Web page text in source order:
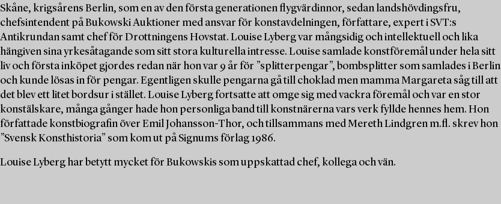
Skåne, krigsårens Berlin, som en av den första generationen flygvärdinnor, sedan landshövdingsfru,
chefsintendent på Bukowski Auktioner med ansvar för konstavdelningen, författare, expert i SVT:s
Antikrundan samt chef för Drottningens Hovstat. Louise Lyberg var mångsidig och intellektuell och lika
hängiven sina yrkesåtagande som sitt stora kulturella intresse. Louise samlade konstföremål under hela sitt
liv och första inköpet gjordes redan när hon var 9 år för ”splitterpengar”, bombsplitter som samlades i Berlin
och kunde lösas in för pengar. Egentligen skulle pengarna gå till choklad men mamma Margareta såg till att
det blev ett litet bordsur i stället. Louise Lyberg fortsatte att omge sig med vackra föremål och var en stor
konstälskare, många gånger hade hon personliga band till konstnärerna vars verk fyllde hennes hem. Hon
författade konstbiografin över Emil Johansson-Thor, och tillsammans med Mereth Lindgren m.fl. skrev hon
”Svensk Konsthistoria” som kom ut på Signums förlag 1986.
Louise Lyberg har betytt mycket för Bukowskis som uppskattad chef, kollega och vän.